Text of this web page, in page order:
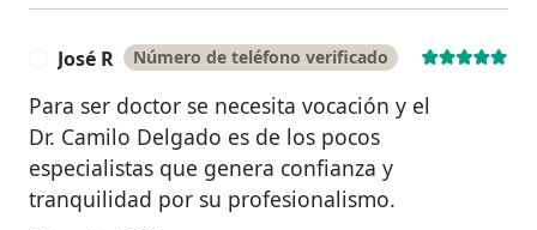
José R Número de teléfono verificado
Para ser doctor se necesita vocación y el
Dr. Camilo Delgado es de los pocos
especialistas que genera confianza y
tranquilidad por su profesionalismo.